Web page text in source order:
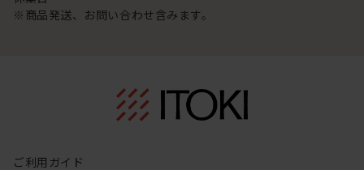
※商品発送、お問い合わせ含みます。
ご利用ガイド